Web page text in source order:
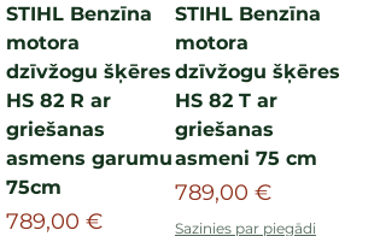
STIHL Benzīna
motora
dzīvžogu šķēres
HS 82 R ar
griešanas
asmens garumu
75cm
Cena
789,00 €
STIHL Benzīna
motora
dzīvžogu šķēres
HS 82 T ar
griešanas
asmeni 75 cm
Cena
789,00 €
Sazinies par piegādi